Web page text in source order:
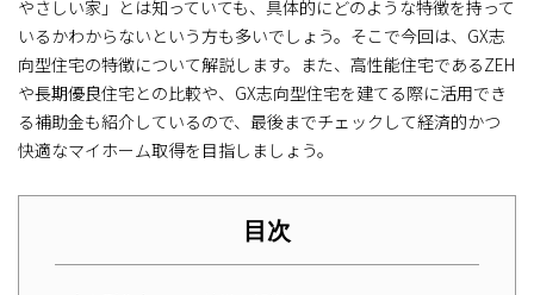
やさしい家」とは知っていても、具体的にどのような特徴を持って
いるかわからないという方も多いでしょう。そこで今回は、GX志
向型住宅の特徴について解説します。また、高性能住宅であるZEH
や長期優良住宅との比較や、GX志向型住宅を建てる際に活用でき
る補助金も紹介しているので、最後までチェックして経済的かつ
快適なマイホーム取得を目指しましょう。
目次